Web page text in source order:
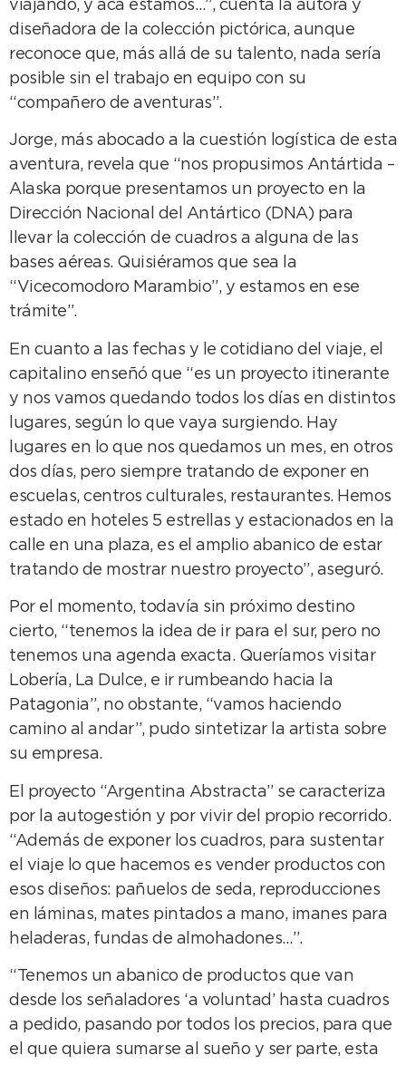
viajando, y acá estamos…”, cuenta la autora y
diseñadora de la colección pictórica, aunque
reconoce que, más allá de su talento, nada sería
posible sin el trabajo en equipo con su
“compañero de aventuras”.
Jorge, más abocado a la cuestión logística de esta
aventura, revela que “nos propusimos Antártida –
Alaska porque presentamos un proyecto en la
Dirección Nacional del Antártico (DNA) para
llevar la colección de cuadros a alguna de las
bases aéreas. Quisiéramos que sea la
“Vicecomodoro Marambio”, y estamos en ese
trámite”.
En cuanto a las fechas y le cotidiano del viaje, el
capitalino enseñó que “es un proyecto itinerante
y nos vamos quedando todos los días en distintos
lugares, según lo que vaya surgiendo. Hay
lugares en lo que nos quedamos un mes, en otros
dos días, pero siempre tratando de exponer en
escuelas, centros culturales, restaurantes. Hemos
estado en hoteles 5 estrellas y estacionados en la
calle en una plaza, es el amplio abanico de estar
tratando de mostrar nuestro proyecto”, aseguró.
Por el momento, todavía sin próximo destino
cierto, “tenemos la idea de ir para el sur, pero no
tenemos una agenda exacta. Queríamos visitar
Lobería, La Dulce, e ir rumbeando hacia la
Patagonia”, no obstante, “vamos haciendo
camino al andar”, pudo sintetizar la artista sobre
su empresa.
El proyecto “Argentina Abstracta” se caracteriza
por la autogestión y por vivir del propio recorrido.
“Además de exponer los cuadros, para sustentar
el viaje lo que hacemos es vender productos con
esos diseños: pañuelos de seda, reproducciones
en láminas, mates pintados a mano, imanes para
heladeras, fundas de almohadones…”.
“Tenemos un abanico de productos que van
desde los señaladores ‘a voluntad’ hasta cuadros
a pedido, pasando por todos los precios, para que
el que quiera sumarse al sueño y ser parte, esta